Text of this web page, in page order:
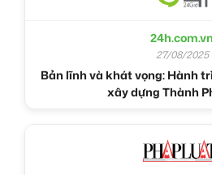
24h.com.vn
27/08/2025
Bản lĩnh và khát vọng: Hành
xây dựng Thành